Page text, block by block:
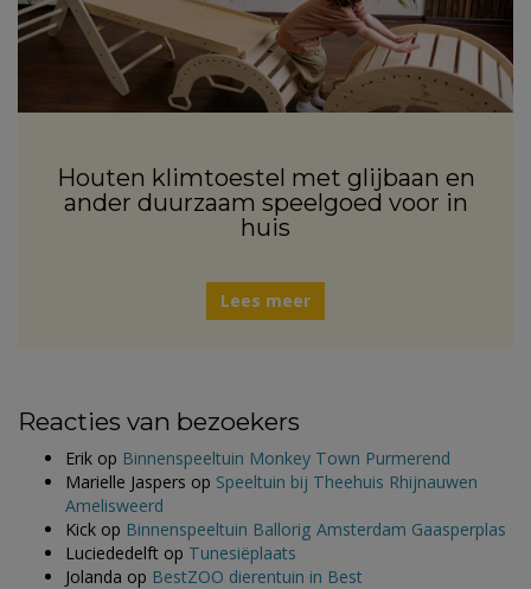
Houten klimtoestel met glijbaan en
ander duurzaam speelgoed voor in
huis
Lees meer
Reacties van bezoekers
Erik op Binnenspeeltuin Monkey Town Purmerend
Marielle Jaspers op Speeltuin bij Theehuis Rhijnauwen
Amelisweerd
Kick op Binnenspeeltuin Ballorig Amsterdam Gaasperplas
Luciededelft op Tunesiëplaats
Jolanda op BestZOO dierentuin in Best